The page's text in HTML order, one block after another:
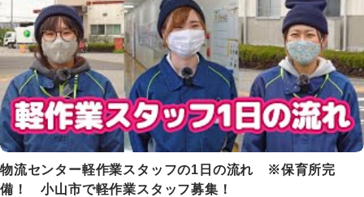
物流センター軽作業スタッフの1日の流れ ※保育所完
備！ 小山市で軽作業スタッフ募集！